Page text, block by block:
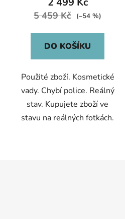
5 459 Kč (–54 %)
DO KOŠÍKU
Použité zboží. Kosmetické
vady. Chybí police. Reálný
stav. Kupujete zboží ve
stavu na reálných fotkách.